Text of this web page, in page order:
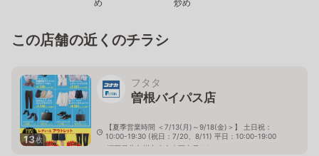
め 炒め
この店舗の近くのチラシ
13枚
フタタ
曽根バイパス店
【夏季営業時間 ＜7/13(月)～9/18(金)＞】 土日祝：
10:00-19:30 (祝日：7/20、8/11) 平日：10:00-19:00
福岡県北九州市小倉南区上貫1-1